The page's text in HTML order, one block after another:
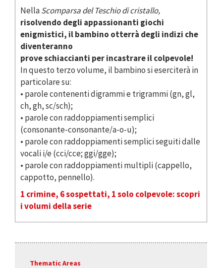
NellaScomparsa del Teschio di cristallo,
risolvendo degli appassionanti giochi
enigmistici, il bambino otterrà degli indizi che
diventeranno
prove schiaccianti per incastrare il colpevole!
In questo terzo volume, il bambino si eserciterà in
particolare su:
• parole contenenti digrammi e trigrammi (gn, gl,
ch, gh, sc/sch);
• parole con raddoppiamenti semplici
(consonante-consonante/a-o-u);
• parole con raddoppiamenti semplici seguiti dalle
vocali i/e (cci/cce; ggi/gge);
• parole con raddoppiamenti multipli (cappello,
cappotto, pennello).
1 crimine, 6 sospettati, 1 solo colpevole: scopri
i volumi della serie
Thematic Areas